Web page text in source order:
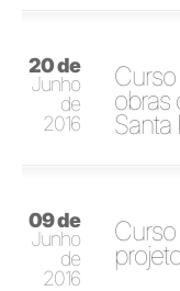
20 de
Junho
de
2016
obras
Santa
09 de
Junho
de
2016